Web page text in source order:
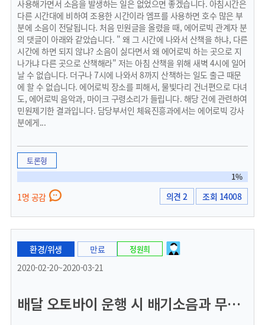
사용해가면서 소음을 발생하는 일은 없었으면 좋겠습니다. 아침시간은
다른 시간대에 비하여 조용한 시간이라 엠프를 사용하면 호수 많은 부
분에 소음이 전달됩니다. 처음 민원글을 올렸을 때, 에어로빅 관계자 분
의 댓글이 아래와 같았습니다. " 왜 그 시간에 나와서 산책을 하냐, 다른
시간에 하면 되지 않냐? 소음이 싫다면서 왜 에어로빅 하는 곳으로 지
나가냐 다른 곳으로 산책해라" 저는 아침 산책을 위해 새벽 4시에 일어
날 수 없습니다. 더구나 7시에 나와서 8까지 산책하는 일도 출근 때문
에 할 수 없습니다. 에어로빅 장소를 피해서, 물빛다리 건너편으로 다녀
도, 에어로빅 음악과, 마이크 구령소리가 들립니다. 해당 건에 관련하여
민원제기한 결과입니다. 담당부서인 체육진흥과에서는 에어로빅 강사
분에게...
토론형
1%
1명 공감 의견 2 조회 14008
환경/위생
만료
2020-02-20~2020-03-21
정원희
배달 오토바이 운행 시 배기소음과 무질서한 운행 문제